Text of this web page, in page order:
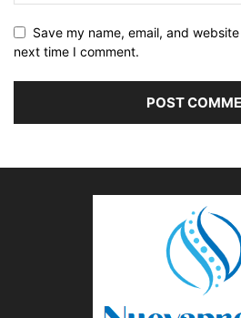
Save my name, email, and
next time I comment.